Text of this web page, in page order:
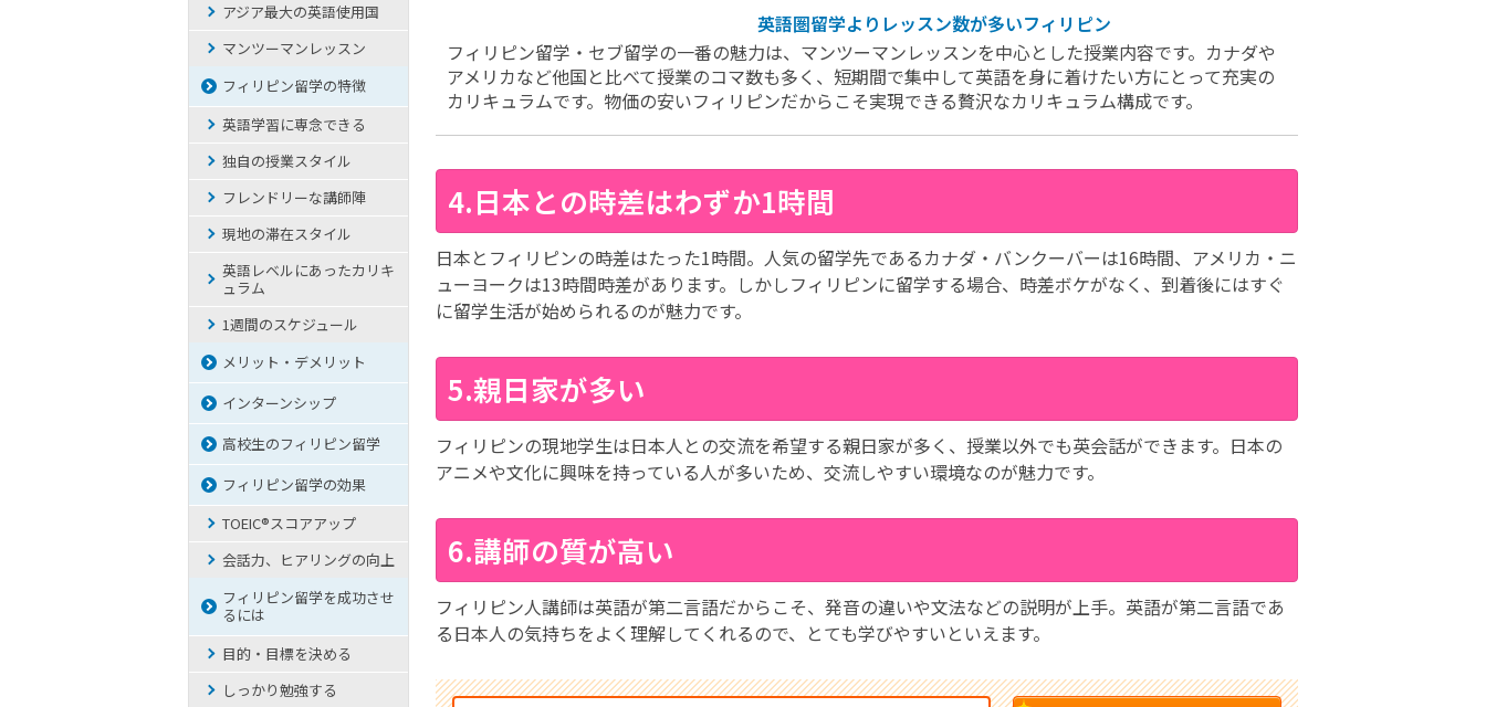
英語圏留学よりレッスン数が多いフィリピン
フィリピン留学・セブ留学の一番の魅力は、マンツーマンレッスンを中心とした授業内容です。カナダや
アメリカなど他国と比べて授業のコマ数も多く、短期間で集中して英語を身に着けたい方にとって充実の
カリキュラムです。物価の安いフィリピンだからこそ実現できる贅沢なカリキュラム構成です。
4.日本との時差はわずか1時間
日本とフィリピンの時差はたった1時間。人気の留学先であるカナダ・バンクーバーは16時間、アメリカ・ニ
ューヨークは13時間時差があります。しかしフィリピンに留学する場合、時差ボケがなく、到着後にはすぐ
に留学生活が始められるのが魅力です。
5.親日家が多い
フィリピンの現地学生は日本人との交流を希望する親日家が多く、授業以外でも英会話ができます。日本の
アニメや文化に興味を持っている人が多いため、交流しやすい環境なのが魅力です。
6.講師の質が高い
フィリピン人講師は英語が第二言語だからこそ、発音の違いや文法などの説明が上手。英語が第二言語であ
る日本人の気持ちをよく理解してくれるので、とても学びやすいといえます。
アジア最大の英語使用国
マンツーマンレッスン
フィリピン留学の特徴
英語学習に専念できる
独自の授業スタイル
フレンドリーな講師陣
現地の滞在スタイル
英語レベルにあったカリキ
ュラム
1週間のスケジュール
メリット・デメリット
インターンシップ
高校生のフィリピン留学
フィリピン留学の効果
TOEIC®スコアアップ
会話力、ヒアリングの向上
フィリピン留学を成功させ
るには
目的・目標を決める
しっかり勉強する